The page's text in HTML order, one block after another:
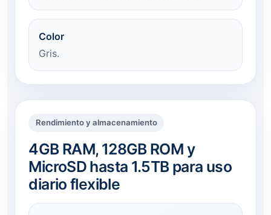
Color
Gris.
Rendimiento y almacenamiento
4GB RAM, 128GB ROM y
MicroSD hasta 1.5TB para uso
diario flexible